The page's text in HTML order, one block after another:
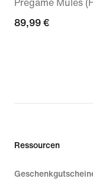
Pregame Mules
89,99 €
89,99 €
Ressourcen